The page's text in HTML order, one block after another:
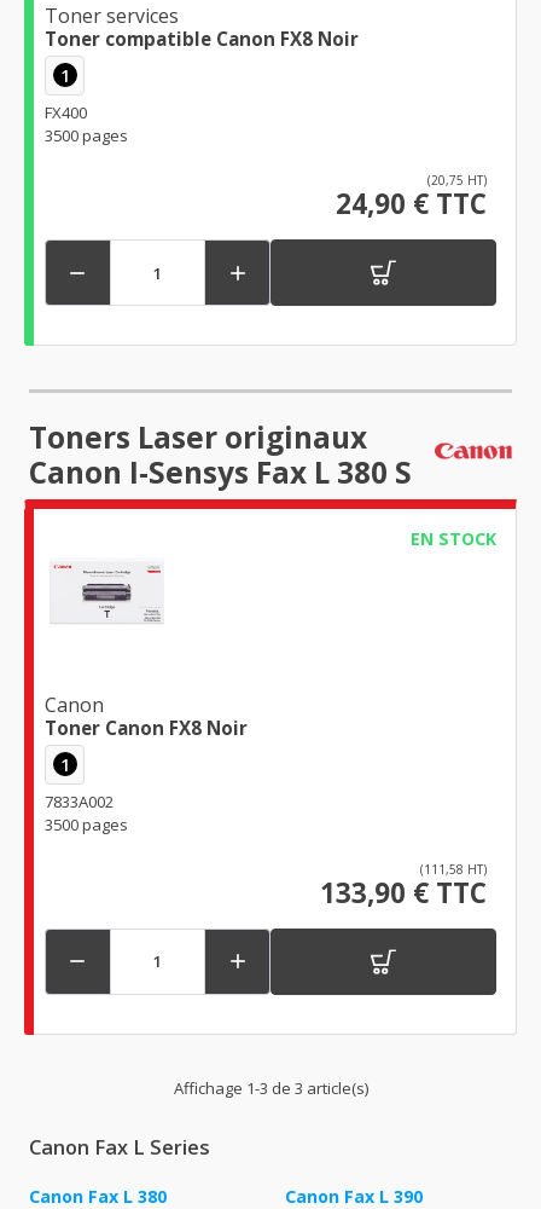
Toner services
Toner compatible Canon FX8 Noir
1
FX400
3500 pages
(20,75 HT)
24,90 € TTC
 
Toners Laser originaux
Canon I-Sensys Fax L 380 S
EN STOCK
Canon
Toner Canon FX8 Noir
1
7833A002
3500 pages
(111,58 HT)
133,90 € TTC
 
Affichage 1-3 de 3 article(s)
Canon Fax L Series
Canon Fax L 380 Canon Fax L 390